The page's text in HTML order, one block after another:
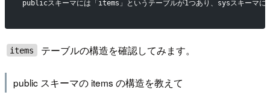
publicスキーマには「items」というテーブルが1つあり、sysスキーマに
items テーブルの構造を確認してみます。
public スキーマの items の構造を教えて